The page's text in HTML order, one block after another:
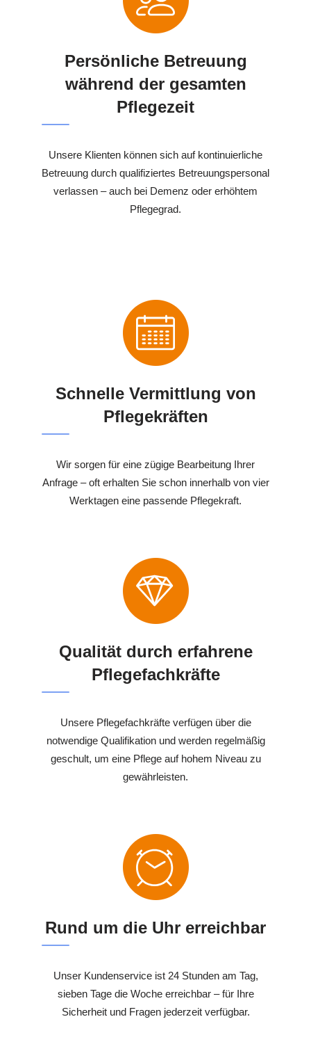
Persönliche Betreuung
während der gesamten
Pflegezeit
Unsere Klienten können sich auf kontinuierliche
Betreuung durch qualifiziertes Betreuungspersonal
verlassen – auch bei Demenz oder erhöhtem
Pflegegrad.
Schnelle Vermittlung von
Pflegekräften
Wir sorgen für eine zügige Bearbeitung Ihrer
Anfrage – oft erhalten Sie schon innerhalb von vier
Werktagen eine passende Pflegekraft.
Qualität durch erfahrene
Pflegefachkräfte
Unsere Pflegefachkräfte verfügen über die
notwendige Qualifikation und werden regelmäßig
geschult, um eine Pflege auf hohem Niveau zu
gewährleisten.
Rund um die Uhr erreichbar
Unser Kundenservice ist 24 Stunden am Tag,
sieben Tage die Woche erreichbar – für Ihre
Sicherheit und Fragen jederzeit verfügbar.